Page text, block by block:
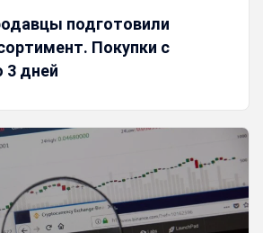
подготовили
Покупки с
3 дней